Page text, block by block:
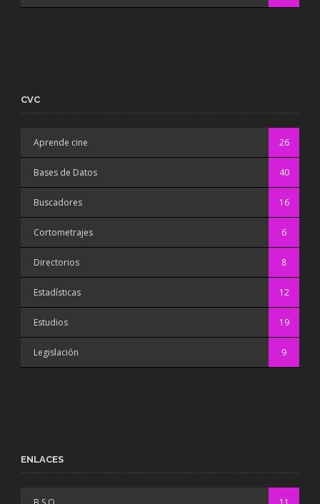
CVC
Aprende cine 26
Bases de Datos 40
Buscadores 16
Cortometrajes 6
Directorios 8
Estadísticas 12
Estudios 19
Legislación 9
ENLACES